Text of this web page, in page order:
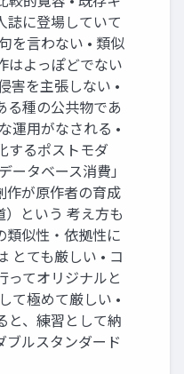
誌に登場していて
を言わない • 類似
はよっぽどでない
害を主張しない •
る種の公共物であ
運用がなされる •
するポストモダ
ータベース消費」
作が原作者の育成
という 考え方も
類似性・依拠性に
とても厳しい • コ
ってオリジナルと
て極めて厳しい •
と、練習として納
ブルスタンダード